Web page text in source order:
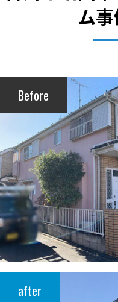
ム
Before
after